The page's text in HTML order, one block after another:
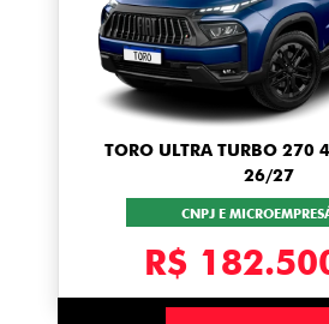
TORO ULTRA TURBO 270 4X2
26/27
CNPJ E
R$